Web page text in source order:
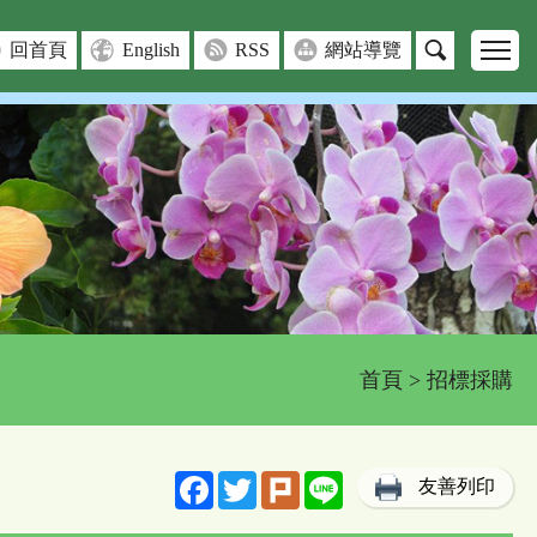
回首頁 English RSS 網站導覽
首頁 > 招標採購
FacebookTwitterPlurk Line 友善列印